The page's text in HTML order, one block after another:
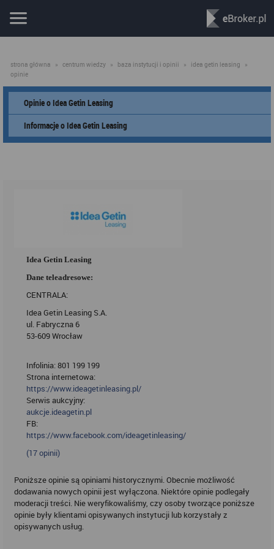
strona główna » centrum wiedzy » baza instytucji i opinii » idea getin leasing
»
opinie
Opinie o Idea Getin Leasing
Informacje o Idea Getin Leasing
Idea Getin Leasing
Dane teleadresowe:
CENTRALA:
Idea Getin Leasing S.A.
ul. Fabryczna 6
53-609 Wrocław
Infolinia: 801 199 199
Strona internetowa:
https://www.ideagetinleasing.pl/
Serwis aukcyjny:
aukcje.ideagetin.pl
FB:
https://www.facebook.com/ideagetinleasing/
(17opinii)
Poniższe opinie są opiniami historycznymi. Obecnie możliwość
dodawania nowych opinii jest wyłączona. Niektóre opinie podlegały
moderacji treści. Nie weryfikowaliśmy, czy osoby tworzące poniższe
opinie były klientami opisywanych instytucji lub korzystały z
opisywanych usług.